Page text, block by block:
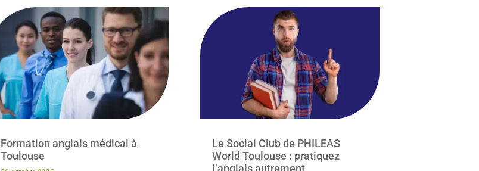
Formation anglais médical à
Toulouse
Le Social Club de PHILEAS
World Toulouse : pratiquez
l’anglais autrement